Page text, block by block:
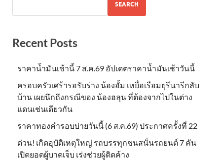
SEARCH
Recent Posts
ราคาน้ำมันเช้านี้ 7 ส.ค.69 อัปเดตราคาน้ำมันเช้าวันนี้
ครอบครัวเศร้ารอรับร่าง น้องอั้ม เหยื่อเรือมยุรีนารีกลับ
บ้าน เผยนึกถึงกรณีของ น้องฮลุน ที่ต้องจากไปในต่าง
แดนเช่นเดียวกัน
ราคาทองคำรอบบ่ายวันนี้ (6 ส.ค.69) ประกาศครั้งที่ 22
ด่วน! เกิดอุบัติเหตุใหญ่ รถบรรทุกชนสนั่นรถยนต์ 7 คัน
เปิดยอดผู้บาดเจ็บ เร่งช่วยผู้ติดค้าง